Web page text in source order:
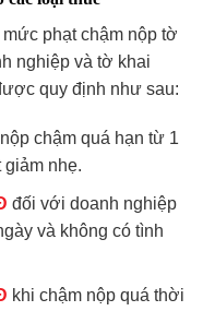
mức phạt chậm nộp tờ
nghiệp và tờ khai
quy định như sau:
chậm quá hạn từ 1
giảm nhẹ.
đối với doanh nghiệp
và không có tình
khi chậm nộp quá thời